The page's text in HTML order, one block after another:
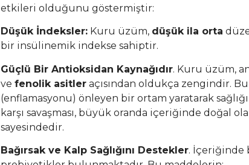
etkileri olduğunu göstermiştir:
Düşük İndeksler:Kuru üzüm, düşük ila orta
bir insülinemik indekse sahiptir.
Güçlü Bir Antioksidan Kaynağıdır. Kuru üzüm,
ve fenolik asitleraçısından oldukça zengindir.
(enflamasyonu) önleyen bir ortam yaratarak
karşı savaşması, büyük oranda içeriğinde doğal
sayesindedir.
Bağırsak ve Kalp Sağlığını Destekler. İçeriğinde